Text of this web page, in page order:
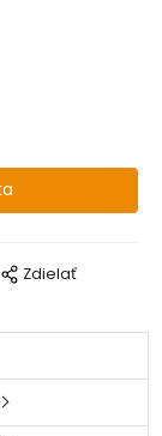
Zdielať